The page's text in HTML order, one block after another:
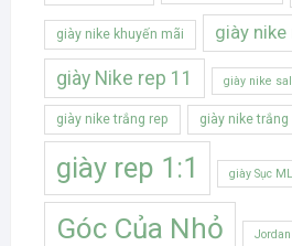
giày nike khuyến mãi giày nike
giày Nike rep 11 giày nike
giày nike trắng rep giày nike trắng
giày rep 1:1 giày Sục
Góc Của Nhỏ Jordan